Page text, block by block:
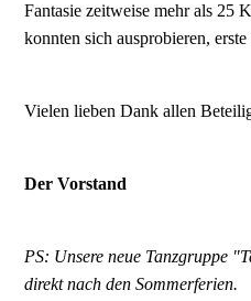
Fantasie zeitweise mehr als 25
konnten sich ausprobieren,
Vielen lieben Dank allen
Der Vorstand
PS: Unsere neue Tanzgruppe
direkt nach den Sommerferien.